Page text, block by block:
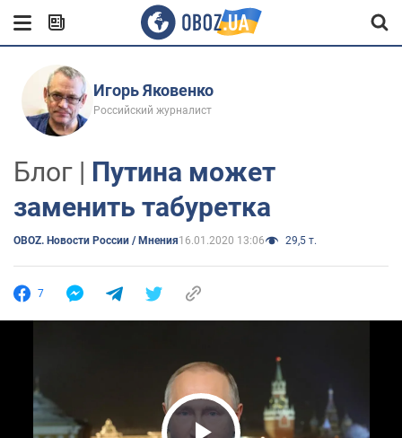
Игорь Яковенко
Российский журналист
Блог | Путина может
заменить табуретка
OBOZ. Новости России / Мнения16.01.2020 13:06 29,5 т.
7